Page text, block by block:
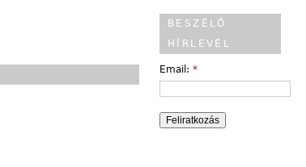
BESZÉLŐ
HÍRLEVÉL
Email: *